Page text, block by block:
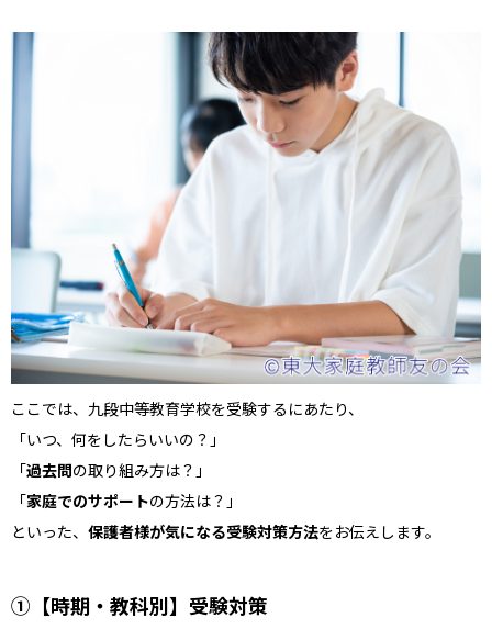
ここでは、九段中等教育学校を受験するにあたり、
「いつ、何をしたらいいの？」
「過去問の取り組み方は？」
「家庭でのサポートの方法は？」
といった、 保護者様が気になる受験対策方法をお伝えします。
①【時期・教科別】受験対策